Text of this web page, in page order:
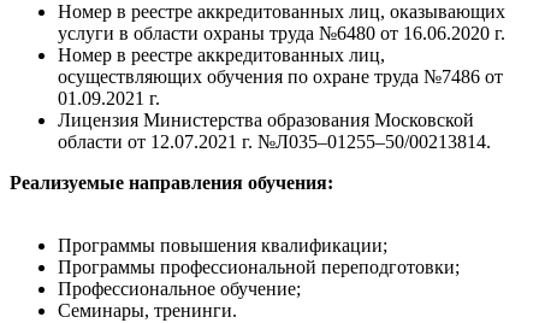
Номер в реестре аккредитованных лиц, оказывающих
услуги в области охраны труда №6480 от 16.06.2020 г.
Номер в реестре аккредитованных лиц,
осуществляющих обучения по охране труда №7486 от
01.09.2021 г.
Лицензия Министерства образования Московской
области от 12.07.2021 г. №Л035–01255–50/00213814.
Реализуемые направления обучения:
Программы повышения квалификации;
Программы профессиональной переподготовки;
Профессиональное обучение;
Семинары, тренинги.